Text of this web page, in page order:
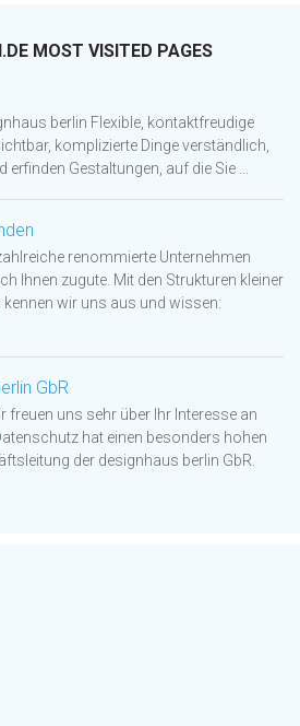
MOST VISITED PAGES
berlin Flexible, kontaktfreudige
komplizierte Dinge verständlich,
Gestaltungen, auf die Sie ...
renommierte Unternehmen
Ihnen zugute. Mit den Strukturen kleiner
wir uns aus und wissen:
GbR
freuen uns sehr über Ihr Interesse an
hat einen besonders hohen
der designhaus berlin GbR.